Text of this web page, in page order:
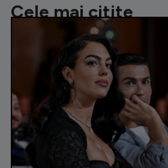
Cele mai citite